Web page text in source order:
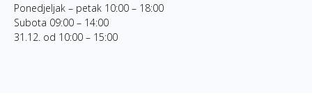
Ponedjeljak – petak 10:00 – 18:00
Subota 09:00 – 14:00
31.12. od 10:00 – 15:00